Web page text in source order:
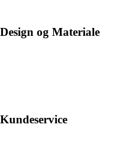
Design og Materiale
Kundeservice